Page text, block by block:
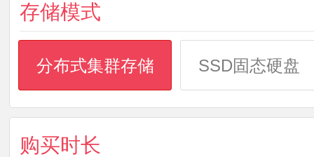
存储模式
分布式集群存储 SSD固态硬盘
购买时长